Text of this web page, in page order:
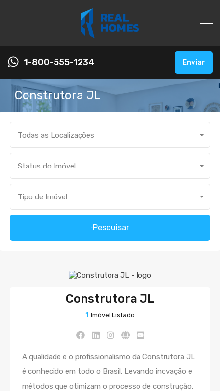
1-800-555-1234 Enviar
Construtora JL
Todas as Localizações
Status do Imóvel
Tipo de Imóvel
Pesquisar
Construtora JL
1 Imóvel Listado
A qualidade e o profissionalismo da Construtora JL
é conhecido em todo o Brasil. Levando inovação e
métodos que otimizam o processo de construção,